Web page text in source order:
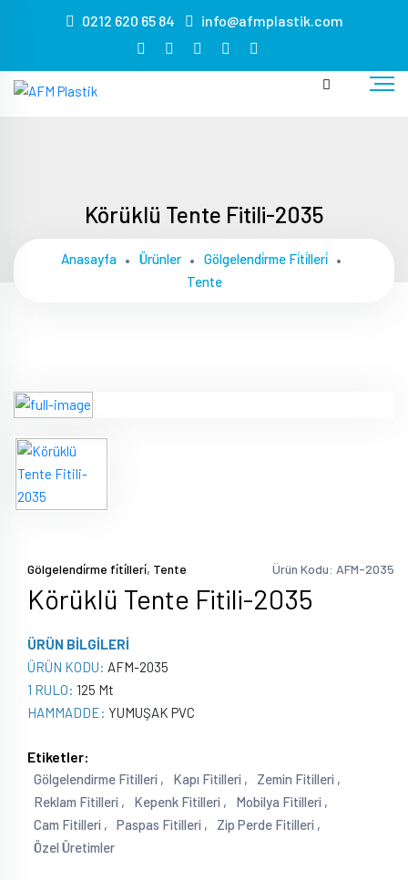
kiralama
masa
sandalye
kiralama
pvc
zemin
kaplama
0212 620 65 84 info@afmplastik.com
Körüklü Tente Fitili-2035
Anasayfa Ürünler
Gölgelendi̇rme Fi̇ti̇lleri̇
Tente
Gölgelendi̇rme fi̇ti̇lleri̇, Tente Ürün Kodu: AFM-2035
Körüklü Tente Fitili-2035
ÜRÜN BİLGİLERİ
ÜRÜN KODU: AFM-2035
1 RULO: 125 Mt
HAMMADDE: YUMUŞAK PVC
Etiketler:
Gölgelendirme Fitilleri , Kapı Fitilleri ,
Zemin Fitilleri ,
Reklam Fitilleri ,
Kepenk Fitilleri ,
Mobilya Fitilleri ,
Cam Fitilleri ,
Paspas Fitilleri ,
Zip Perde Fitilleri ,
Özel Üretimler